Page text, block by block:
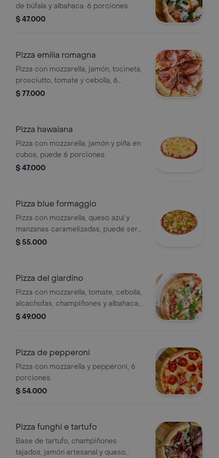
de búfala y albahaca. 6 porciones.
$ 47.000
Pizza emilia romagna
Pizza con mozzarella, jamón, tocineta,
prosciutto, tomate y cebolla, 6
porciones.
$ 77.000
Pizza hawaiana
Pizza con mozzarella, jamón y piña en
cubos, puede 6 porciones.
$ 47.000
Pizza blue formaggio
Pizza con mozzarella, queso azul y
manzanas caramelizadas, puede ser
de 4 porciones o 6 porciones.
$ 55.000
Pizza del giardino
Pizza con mozzarella, tomate, cebolla,
alcachofas, champiñones y albahaca,
6 porciones.
$ 49.000
Pizza de pepperoni
Pizza con mozzarella y pepperoni, 6
porciones.
$ 54.000
Pizza funghi e tartufo
Base de tartufo, champiñones
tajados, jamón artesanal y queso